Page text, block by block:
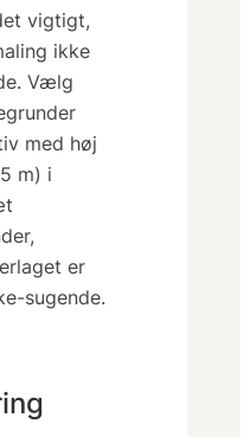
vigtigt,
ikke
Vælg
med høj
m) i
er
sugende.